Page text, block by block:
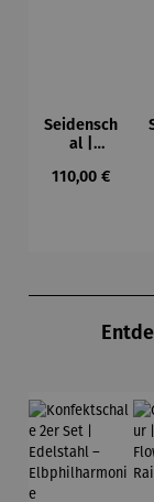
Seidensch
al |
– Claude
Regulärer
110,00 €